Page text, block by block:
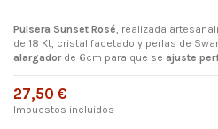
Pulsera Sunset Rosé, realizada
de 18 Kt, cristal facetado y perlas de
alargadorde 6cm para que se ajuste
27,50 €
Impuestos incluidos